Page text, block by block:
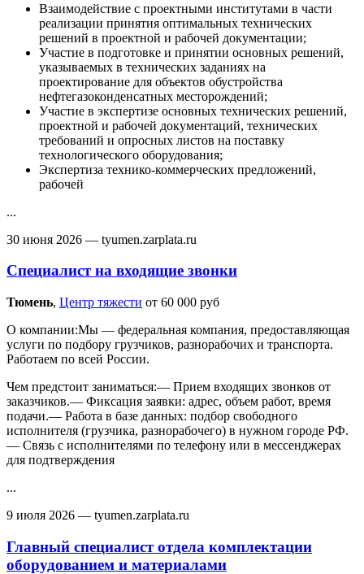
Взаимодействие с проектными институтами в части
реализации принятия оптимальных технических
решений в проектной и рабочей документации;
Участие в подготовке и принятии основных решений,
указываемых в технических заданиях на
проектирование для объектов обустройства
нефтегазоконденсатных месторождений;
Участие в экспертизе основных технических решений,
проектной и рабочей документаций, технических
требований и опросных листов на поставку
технологического оборудования;
Экспертиза технико-коммерческих предложений,
рабочей
...
30 июня 2026 — tyumen.zarplata.ru
Специалист на входящие звонки
Тюмень‎, Центр тяжести от 60 000 руб
О компании:Мы — федеральная компания, предоставляющая
услуги по подбору грузчиков, разнорабочих и транспорта.
Работаем по всей России.
Чем предстоит заниматься:— Прием входящих звонков от
заказчиков.— Фиксация заявки: адрес, объем работ, время
подачи.— Работа в базе данных: подбор свободного
исполнителя (грузчика, разнорабочего) в нужном городе РФ.
— Связь с исполнителями по телефону или в мессенджерах
для подтверждения
...
9 июля 2026 — tyumen.zarplata.ru
Главный специалист отдела комплектации
оборудованием и материалами